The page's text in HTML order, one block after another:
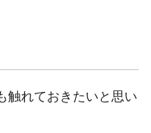
触れておきたいと思い